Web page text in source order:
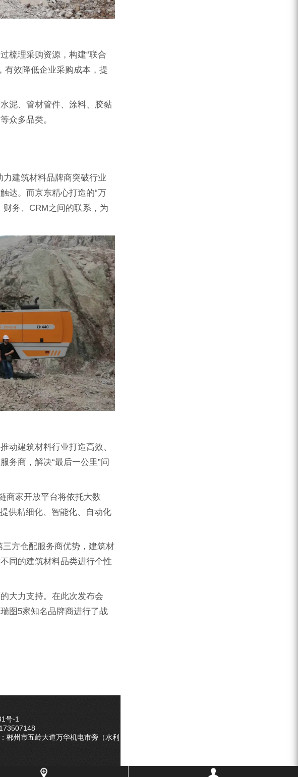
梳理采购资源，构建“联合
有效降低企业采购成本，提
泥、管材管件、涂料、胶黏
众多品类。
力建筑材料品牌商突破行业
达。而京东精心打造的“万
务、CRM之间的联系，为
动建筑材料行业打造高效、
务商，解决“最后一公里”问
商家开放平台将依托大数
供精细化、智能化、自动化
三方仓配服务商优势，建筑材
同的建筑材料品类进行个性
大力支持。在此次发布会
图5家知名品牌商进行了战
号-1
郴州市五岭大道万华机电市旁（水利